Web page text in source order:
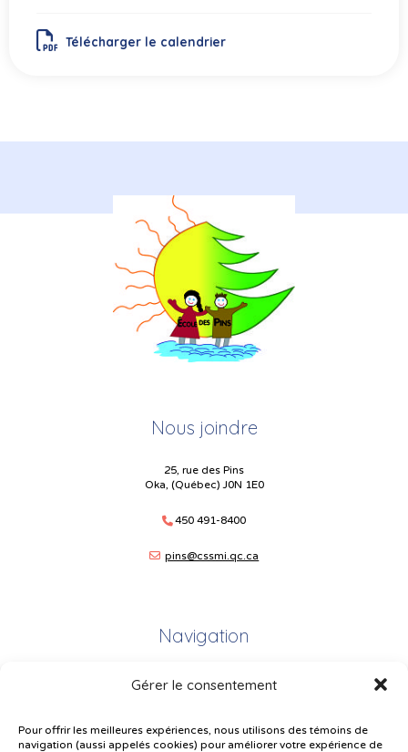
Gérer le consentement
Pour offrir les meilleures expériences, nous utilisons des témoins de
navigation (aussi appelés cookies) pour améliorer votre expérience de
Télécharger le calendrier
Nous joindre
25, rue des Pins
Oka, (Québec) J0N 1E0
450 491-8400
pins@cssmi.qc.ca
Navigation
Plan du site
Plainte – service à l’élève